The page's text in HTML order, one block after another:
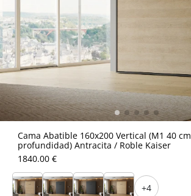
Cama Abatible 160x200 Vertical (M1 40 cm
profundidad) Antracita / Roble Kaiser
1840.00 €
+4